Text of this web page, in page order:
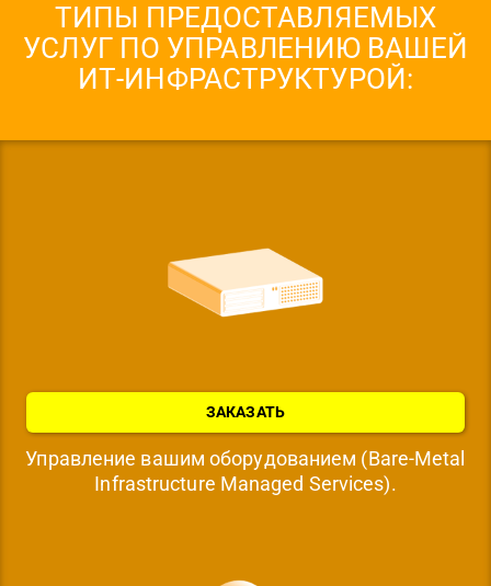
ТИПЫ ПРЕДОСТАВЛЯЕМЫХ
УСЛУГ ПО УПРАВЛЕНИЮ ВАШЕЙ
ИТ-ИНФРАСТРУКТУРОЙ:
ЗАКАЗАТЬ
Управление вашим оборудованием (Bare-Metal
Infrastructure Managed Services).